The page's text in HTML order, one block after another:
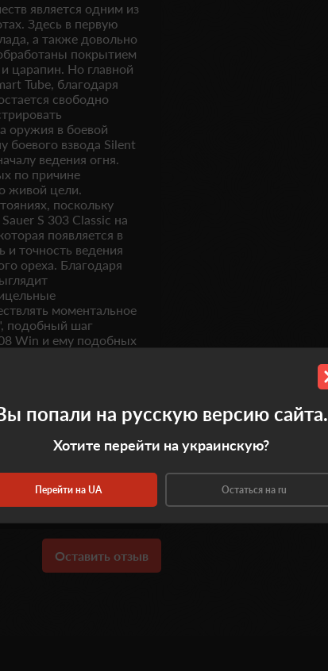
является одним из
Здесь в первую
а также довольно
покрытием
царапин. Но главной
Tube, благодаря
свободно
оружия в боевой
боевого взвода Silent
ведения огня.
по причине
живой цели.
поскольку
S 303 Classic на
появляется в
и точность ведения
ореха. Благодаря
моментальное
подобный шаг
Win и ему подобных
типах охоты.
Оставить отзыв
попали на русскую версию сайта.
Хотите перейти на украинскую?
Перейти на UA Остаться на ru